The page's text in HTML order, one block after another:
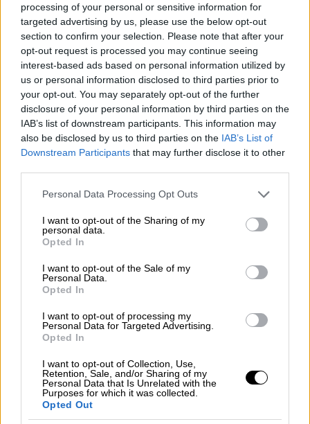
processing of your personal or sensitive information for
targeted advertising by us, please use the below opt-out
section to confirm your selection. Please note that after your
opt-out request is processed you may continue seeing
interest-based ads based on personal information utilized by
us or personal information disclosed to third parties prior to
your opt-out. You may separately opt-out of the further
disclosure of your personal information by third parties on the
IAB’s list of downstream participants. This information may
also be disclosed by us to third parties on the IAB’s List of
Downstream Participants that may further disclose it to other
Please note that this website/app uses one or more Google
not limited to your visit or usage behaviour. You may click to
grant or deny consent to Google and its third-party tags to
use your data for below specified purposes in below Google
consent section.
Personal Data Processing Opt Outs
I want to opt-out of the Sharing of my
personal data.
Opted In
I want to opt-out of the Sale of my
Personal Data.
Opted In
I want to opt-out of processing my
Personal Data for Targeted Advertising.
Opted In
I want to opt-out of Collection, Use,
Retention, Sale, and/or Sharing of my
Personal Data that Is Unrelated with the
Purposes for which it was collected.
Opted Out
Και βέβαια, να τονίσω και να κάνω τη γέφυρα
με αυτά τα οποία είπε ο κ. Επίτροπος, ότι
προσδοκούμε από την Ευρωπαϊκή Ένωση να
μπορέσουμε στα πλαίσια του επόμενου
Πολυετούς Δημοσιονομικού Πλαισίουνα
έχουμε και κάποια εξειδικευμένα
χρηματοδοτικά εργαλεία, τα οποία να
αφορούν ειδικά τη νησιωτικότητα και να μην
περιορίζονται αυτά μόνο στα χρηματοδοτικά
εργαλεία της Σύγκλισης, το ΕΣΠΑ δηλαδή, το
οποίο προφανώς είναι σχεδιασμένο για να
καλύπτει και άλλου είδους ανάγκες.
Διατρέχοντας την παρουσίαση, σας άκουγα,
και αν σκεφτείτε ότι αντίστοιχα
προβλήματα -το έλεγα στον Επίτροπο ο
οποίος είναι από την Κύπρο-, αν σκεφτούμε
λίγο από τις Βρυξέλλες τι σημαίνει ως
κυβέρνηση να πρέπει να διαχειριζόμαστε
παραπάνω από 110 κατοικημένα νησιάστην
πατρίδα μας. Γιατί το κάθε νησί, ειδικά τα
μικρά νησιά, αντιμετωπίζει τις δικές του